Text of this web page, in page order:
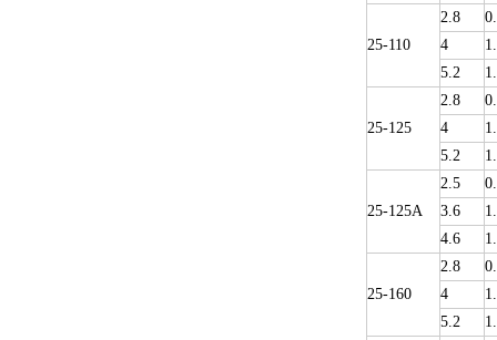
25-110
2.8
4
5.2
25-125
2.8
4
5.2
25-125A
2.5
3.6
4.6
25-160
2.8
4
5.2